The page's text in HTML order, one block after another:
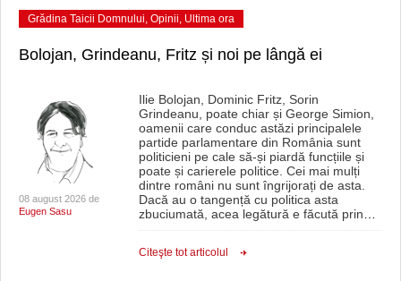
Grădina Taicii Domnului, Opinii, Ultima ora
Bolojan, Grindeanu, Fritz și noi pe lângă ei
08 august 2026 de
Eugen Sasu
Ilie Bolojan, Dominic Fritz, Sorin
Grindeanu, poate chiar și George Simion,
oamenii care conduc astăzi principalele
partide parlamentare din România sunt
politicieni pe cale să-și piardă funcțiile și
poate și carierele politice. Cei mai mulți
dintre români nu sunt îngrijorați de asta.
Dacă au o tangență cu politica asta
zbuciumată, acea legătură e făcută prin
Citeşte tot articolul